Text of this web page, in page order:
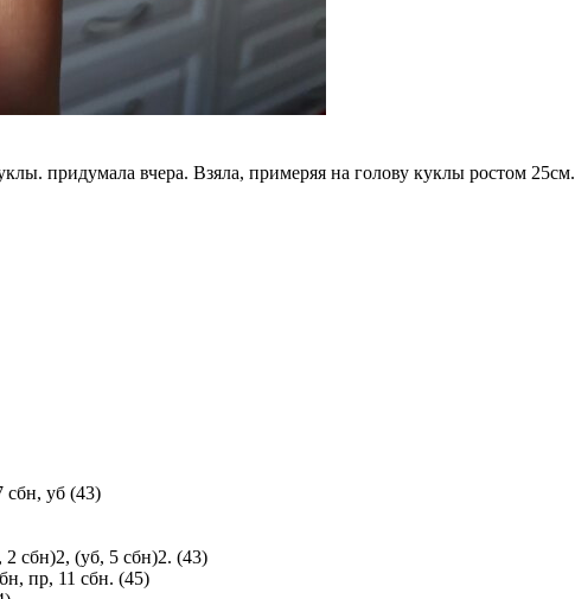
придумала вчера. Взяла, примеряя на голову куклы ростом 25см.
сбн, уб (43)
сбн)2, (уб, 5 сбн)2. (43)
пр, 11 сбн. (45)